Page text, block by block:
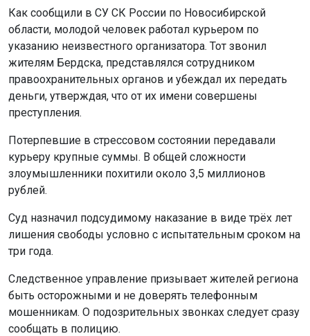
Как сообщили в СУ СК России по Новосибирской
области, молодой человек работал курьером по
указанию неизвестного организатора. Тот звонил
жителям Бердска, представлялся сотрудником
правоохранительных органов и убеждал их передать
деньги, утверждая, что от их имени совершены
преступления.
Потерпевшие в стрессовом состоянии передавали
курьеру крупные суммы. В общей сложности
злоумышленники похитили около 3,5 миллионов
рублей.
Суд назначил подсудимому наказание в виде трёх лет
лишения свободы условно с испытательным сроком на
три года.
Следственное управление призывает жителей региона
быть осторожными и не доверять телефонным
мошенникам. О подозрительных звонках следует сразу
сообщать в полицию.